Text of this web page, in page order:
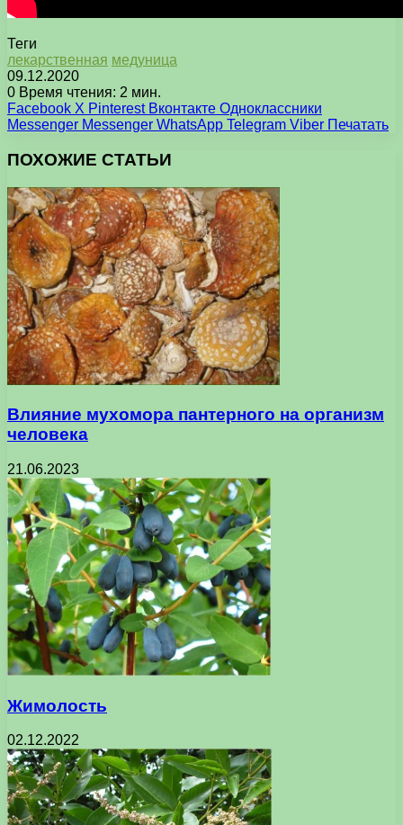
Теги
лекарственная медуница
09.12.2020
0 Время чтения: 2 мин.
Facebook X Pinterest Вконтакте Одноклассники
Messenger Messenger WhatsApp Telegram Viber Печатать
ПОХОЖИЕ СТАТЬИ
Влияние мухомора пантерного на организм
человека
21.06.2023
Жимолость
02.12.2022